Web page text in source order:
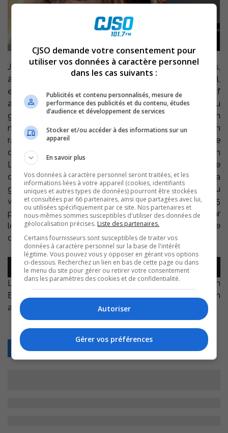
Julien Bergeron, en quarantaine sur le Diamond Princess,
à Yokohama au Japon, avec sa conjointe Manon Trudel,
enseignante au Cégep de Sorel-Tracy, a été testé positif
au Coronavirus hier. Le couple ne sera donc pas du
groupe de croisiéristes qui montera à bord de l’avion
nolisé par le gouvernement fédéral pour son
rapatriement au Canada. Dans une entrevue exclusive
que Manon Trudel et Julien Bergeron accordaient à Jean
Lemay, hier après-midi, le couple dénonçait le manque
de précautions prises par l’équipage du navire dans la
gestion de la quarantaine et la propagation rapide du
virus à bord. On dénombrait, hier après-midi, 455
passagers infectés avant que le personnel envoyé par
le gouvernement canadien n’en détecte une trentaine
d’autres incluant monsieur Bergeron.
Lecteur
audio
L’entrevue intégrale avec Manon Trudel et Julien
Bergeron sera présentée dans le cadre de l’émission On
a des choses à dire jeudi midi.
Retour
CJSO demande votre consentement pour
utiliser vos données à caractère personnel
dans les cas suivants :
Publicités et contenu personnalisés, mesure de
performance des publicités et du contenu, études
d’audience et développement de services
Stocker et/ou accéder à des informations sur un
appareil
En savoir plus
Vos données à caractère personnel seront traitées, et les
informations liées à votre appareil (cookies, identifiants
uniques et autres types de données) pourront être stockées
et consultées par 66 partenaires, ainsi que partagées avec lui,
ou utilisées spécifiquement par ce site. Nos partenaires et
nous-mêmes sommes susceptibles d'utiliser des données de
géolocalisation précises. Liste des partenaires.
Certains fournisseurs sont susceptibles de traiter vos
données à caractère personnel sur la base de l'intérêt
légitime. Vous pouvez vous y opposer en gérant vos options
ci-dessous. Recherchez un lien en bas de cette page ou dans
le menu du site pour gérer ou retirer votre consentement
dans les paramètres des cookies et de confidentialité.
Autoriser
Gérer vos préférences